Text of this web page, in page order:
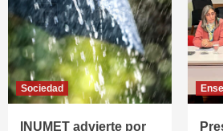
Sociedad
INUMET advierte por